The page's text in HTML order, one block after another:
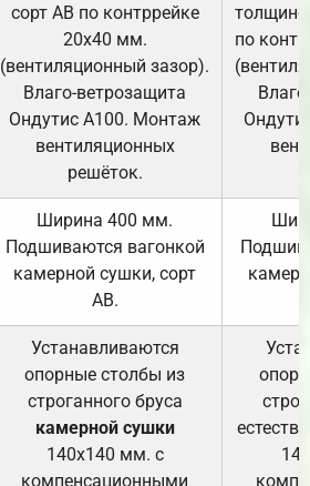
сорт АВ по контррейке
20х40 мм.
(вентиляционный зазор).
Влаго-ветрозащита
Ондутис А100. Монтаж
вентиляционных
решёток.
по
Ширина 400 мм.
Подшиваются вагонкой
камерной сушки, сорт
АВ.
Устанавливаются
опорные столбы из
строганного бруса
камерной сушки
140х140 мм. с
компенсационными